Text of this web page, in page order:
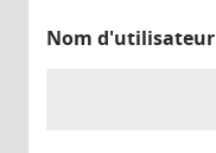
Nom d'utilisateur